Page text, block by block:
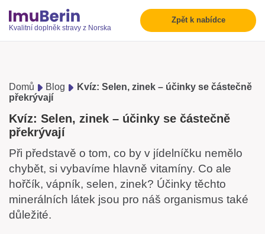
Kvalitní doplněk stravy z Norska
Zpět k nabídce
Domů Blog
Kvíz: Selen, zinek – účinky se částečně
překrývají
Kvíz: Selen, zinek – účinky se částečně
překrývají
Při představě o tom, co by v jídelníčku nemělo
chybět, si vybavíme hlavně vitamíny. Co ale
hořčík, vápník, selen, zinek? Účinky těchto
minerálních látek jsou pro náš organismus také
důležité.